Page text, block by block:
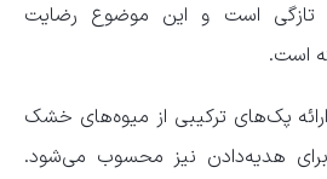
تازگی است و این موضوع رضایت
است.
ارائه پک‌های ترکیبی از میوه‌های خشک
برای هدیه‌دادن نیز محسوب می‌شود.